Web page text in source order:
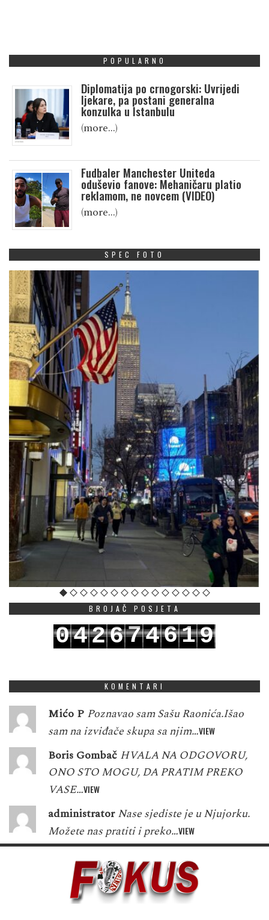
POPULARNO
Diplomatija po crnogorski: Uvrijedi
ljekare, pa postani generalna
konzulka u Istanbulu
(more…)
Fudbaler Manchester Uniteda
oduševio fanove: Mehaničaru platio
reklamom, ne novcem (VIDEO)
(more…)
SPEC FOTO
BROJAČ POSJETA
042674619
KOMENTARI
Mićo P Poznavao sam Sašu Raonića.Išao
sam na izviđače skupa sa njim…VIEW
Boris Gombač HVALA NA ODGOVORU,
ONO STO MOGU, DA PRATIM PREKO
VASE…VIEW
administrator Nase sjediste je u Njujorku.
Možete nas pratiti i preko…VIEW